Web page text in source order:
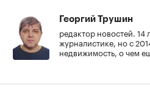
Георгий Трушин
редактор новостей. 14
журналистике, но с
недвижимость, о чем